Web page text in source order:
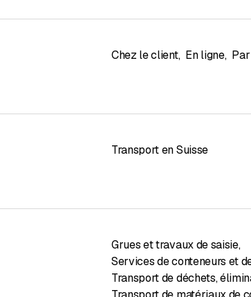
Chez le client, En ligne,
Transport en Suisse
Grues et travaux de saisie,
Services de conteneurs et
Transport de déchets,